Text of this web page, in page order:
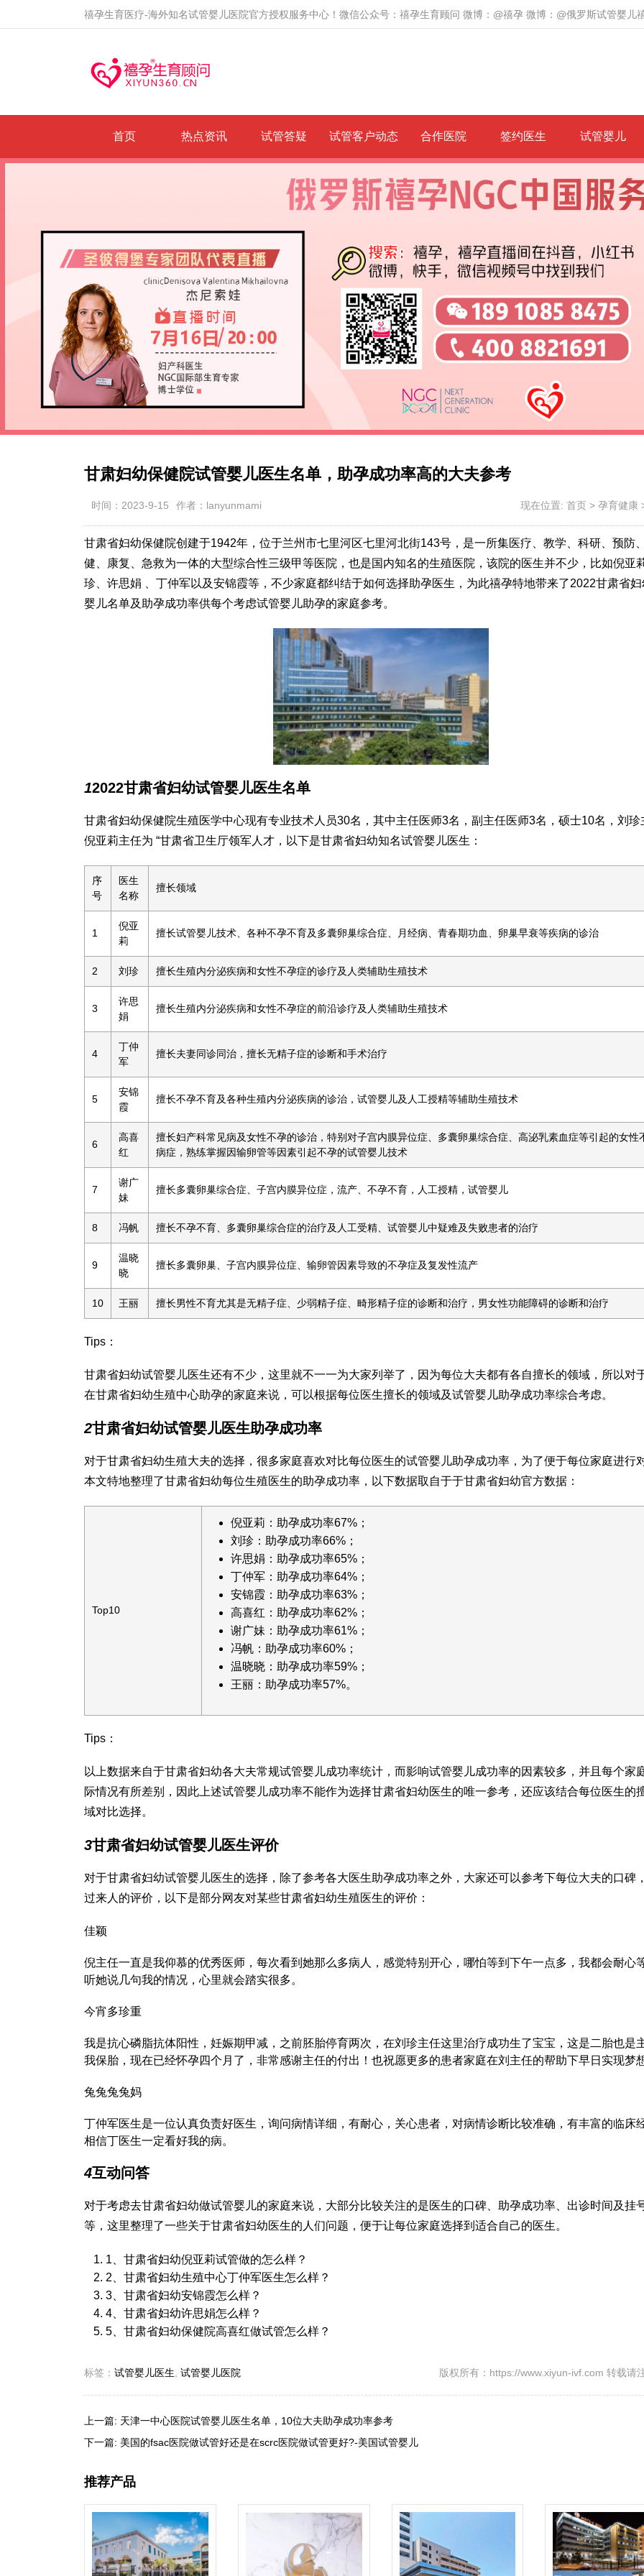
禧孕生育医疗-海外知名试管婴儿医院官方授权服务中心！微信公众号：禧孕生育顾问 微博：@禧孕 微博：@俄罗斯试管婴儿
首页 热点资讯 试管答疑 试管客户动态 合作医院 签约医生 试管婴儿
甘肃妇幼保健院试管婴儿医生名单，助孕成功率高的大夫参考
时间：2023-9-15 作者：lanyunmami 现在位置: 首页 > 孕育健康
甘肃省妇幼保健院创建于1942年，位于兰州市七里河区七里河北街143号，是一所集医疗、教学、科研、预防
健、康复、急救为一体的大型综合性三级甲等医院，也是国内知名的生殖医院，该院的医生并不少，比如倪亚
珍、许思娟 、丁仲军以及安锦霞等，不少家庭都纠结于如何选择助孕医生，为此禧孕特地带来了2022甘肃省
婴儿名单及助孕成功率供每个考虑试管婴儿助孕的家庭参考。
12022甘肃省妇幼试管婴儿医生名单
甘肃省妇幼保健院生殖医学中心现有专业技术人员30名，其中主任医师3名，副主任医师3名，硕士10名，刘珍
倪亚莉主任为 “甘肃省卫生厅领军人才，以下是甘肃省妇幼知名试管婴儿医生：
序
号
医生
名称
擅长领域
1
倪亚
莉
擅长试管婴儿技术、各种不孕不育及多囊卵巢综合症、月经病、青春期功血、卵巢早衰等疾病的诊治
2 刘珍 擅长生殖内分泌疾病和女性不孕症的诊疗及人类辅助生殖技术
3
许思
娟
擅长生殖内分泌疾病和女性不孕症的前沿诊疗及人类辅助生殖技术
4
丁仲
军
擅长夫妻同诊同治，擅长无精子症的诊断和手术治疗
5
安锦
霞
擅长不孕不育及各种生殖内分泌疾病的诊治，试管婴儿及人工授精等辅助生殖技术
6
高喜
红
擅长妇产科常见病及女性不孕的诊治，特别对子宫内膜异位症、多囊卵巢综合症、高泌乳素血症等引起的女性
病症，熟练掌握因输卵管等因素引起不孕的试管婴儿技术
7
谢广
妹
擅长多囊卵巢综合症、子宫内膜异位症，流产、不孕不育，人工授精，试管婴儿
8 冯帆 擅长不孕不育、多囊卵巢综合症的治疗及人工受精、试管婴儿中疑难及失败患者的治疗
9
温晓
晓
擅长多囊卵巢、子宫内膜异位症、输卵管因素导致的不孕症及复发性流产
10 王丽 擅长男性不育尤其是无精子症、少弱精子症、畸形精子症的诊断和治疗，男女性功能障碍的诊断和治疗
Tips：
甘肃省妇幼试管婴儿医生还有不少，这里就不一一为大家列举了，因为每位大夫都有各自擅长的领域，所以对
在甘肃省妇幼生殖中心助孕的家庭来说，可以根据每位医生擅长的领域及试管婴儿助孕成功率综合考虑。
2甘肃省妇幼试管婴儿医生助孕成功率
对于甘肃省妇幼生殖大夫的选择，很多家庭喜欢对比每位医生的试管婴儿助孕成功率，为了便于每位家庭进行
本文特地整理了甘肃省妇幼每位生殖医生的助孕成功率，以下数据取自于于甘肃省妇幼官方数据：
Top10
倪亚莉：助孕成功率67%；
刘珍：助孕成功率66%；
许思娟：助孕成功率65%；
丁仲军：助孕成功率64%；
安锦霞：助孕成功率63%；
高喜红：助孕成功率62%；
谢广妹：助孕成功率61%；
冯帆：助孕成功率60%；
温晓晓：助孕成功率59%；
王丽：助孕成功率57%。
Tips：
以上数据来自于甘肃省妇幼各大夫常规试管婴儿成功率统计，而影响试管婴儿成功率的因素较多，并且每个家
际情况有所差别，因此上述试管婴儿成功率不能作为选择甘肃省妇幼医生的唯一参考，还应该结合每位医生的
域对比选择。
3甘肃省妇幼试管婴儿医生评价
对于甘肃省妇幼试管婴儿医生的选择，除了参考各大医生助孕成功率之外，大家还可以参考下每位大夫的口碑
过来人的评价，以下是部分网友对某些甘肃省妇幼生殖医生的评价：
佳颖
倪主任一直是我仰慕的优秀医师，每次看到她那么多病人，感觉特别开心，哪怕等到下午一点多，我都会耐心
听她说几句我的情况，心里就会踏实很多。
今宵多珍重
我是抗心磷脂抗体阳性，妊娠期甲减，之前胚胎停育两次，在刘珍主任这里治疗成功生了宝宝，这是二胎也是
我保胎，现在已经怀孕四个月了，非常感谢主任的付出！也祝愿更多的患者家庭在刘主任的帮助下早日实现梦
兔兔兔兔妈
丁仲军医生是一位认真负责好医生，询问病情详细，有耐心，关心患者，对病情诊断比较准确，有丰富的临床
相信丁医生一定看好我的病。
4互动问答
对于考虑去甘肃省妇幼做试管婴儿的家庭来说，大部分比较关注的是医生的口碑、助孕成功率、出诊时间及挂
等，这里整理了一些关于甘肃省妇幼医生的人们问题，便于让每位家庭选择到适合自己的医生。
1、甘肃省妇幼倪亚莉试管做的怎么样？
2、甘肃省妇幼生殖中心丁仲军医生怎么样？
3、甘肃省妇幼安锦霞怎么样？
4、甘肃省妇幼许思娟怎么样？
5、甘肃省妇幼保健院高喜红做试管怎么样？
标签： 试管婴儿医生 试管婴儿医院 版权所有：https://www.xiyun-ivf.com 转载请
上一篇: 天津一中心医院试管婴儿医生名单，10位大夫助孕成功率参考
下一篇: 美国的fsac医院做试管好还是在scrc医院做试管更好?-美国试管婴儿
推荐产品